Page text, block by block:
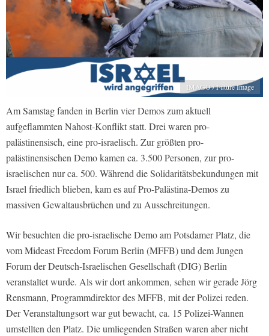
IMAGO / Future Image
Am Samstag fanden in Berlin vier Demos zum aktuell
aufgeflammten Nahost-Konflikt statt. Drei waren pro-
palästinensisch, eine pro-israelisch. Zur größten pro-
palästinensischen Demo kamen ca. 3.500 Personen, zur pro-
israelischen nur ca. 500. Während die Solidaritätsbekundungen mit
Israel friedlich blieben, kam es auf Pro-Palästina-Demos zu
massiven Gewaltausbrüchen und zu Ausschreitungen.
Wir besuchten die pro-israelische Demo am Potsdamer Platz, die
vom Mideast Freedom Forum Berlin (MFFB) und dem Jungen
Forum der Deutsch-Israelischen Gesellschaft (DIG) Berlin
veranstaltet wurde. Als wir dort ankommen, sehen wir gerade Jörg
Rensmann, Programmdirektor des MFFB, mit der Polizei reden.
Der Veranstaltungsort war gut bewacht, ca. 15 Polizei-Wannen
umstellten den Platz. Die umliegenden Straßen waren aber nicht